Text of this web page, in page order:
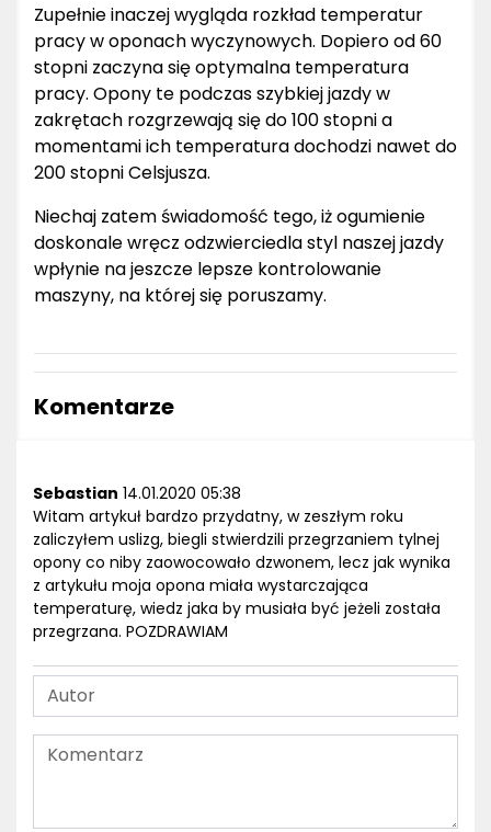
Zupełnie inaczej wygląda rozkład temperatur
pracy w oponach wyczynowych. Dopiero od 60
stopni zaczyna się optymalna temperatura
pracy. Opony te podczas szybkiej jazdy w
zakrętach rozgrzewają się do 100 stopni a
momentami ich temperatura dochodzi nawet do
200 stopni Celsjusza.
Niechaj zatem świadomość tego, iż ogumienie
doskonale wręcz odzwierciedla styl naszej jazdy
wpłynie na jeszcze lepsze kontrolowanie
maszyny, na której się poruszamy.
Komentarze
Sebastian 14.01.2020 05:38
Witam artykuł bardzo przydatny, w zeszłym roku
zaliczyłem uslizg, biegli stwierdzili przegrzaniem tylnej
opony co niby zaowocowało dzwonem, lecz jak wynika
z artykułu moja opona miała wystarczająca
temperaturę, wiedz jaka by musiała być jeżeli została
przegrzana. POZDRAWIAM